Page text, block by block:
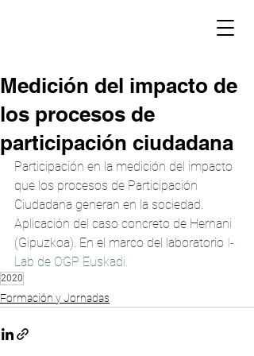
Medición del impacto de
los procesos de
participación ciudadana
Participación en la medición del impacto
que los procesos de Participación
Ciudadana generan en la sociedad.
Aplicación del caso concreto de Hernani
(Gipuzkoa). En el marco del laboratorio I-
Lab de OGP Euskadi.
2020
Formación y Jornadas